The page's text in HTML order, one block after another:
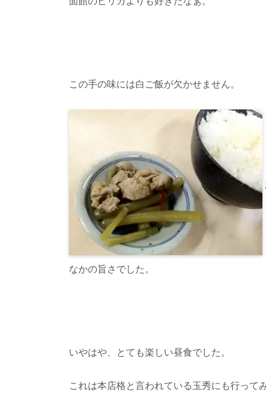
この手の味には白ご飯が欠かせません。
なかの旨さでした。
いやはや、とても楽しい昼食でした。
これは本店格と言われている玉秀にも行って